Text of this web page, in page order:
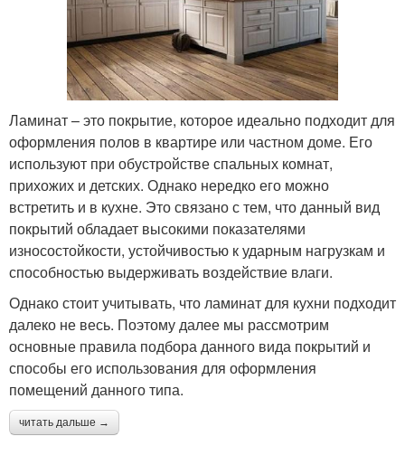
Ламинат – это покрытие, которое идеально подходит для
оформления полов в квартире или частном доме. Его
используют при обустройстве спальных комнат,
прихожих и детских. Однако нередко его можно
встретить и в кухне. Это связано с тем, что данный вид
покрытий обладает высокими показателями
износостойкости, устойчивостью к ударным нагрузкам и
способностью выдерживать воздействие влаги.
Однако стоит учитывать, что ламинат для кухни подходит
далеко не весь. Поэтому далее мы рассмотрим
основные правила подбора данного вида покрытий и
способы его использования для оформления
помещений данного типа.
читать дальше →